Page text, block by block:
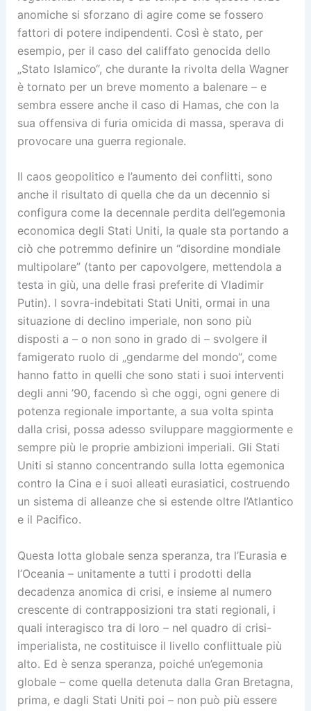
anomiche si sforzano di agire come se fossero
fattori di potere indipendenti. Così è stato, per
esempio, per il caso del califfato genocida dello
„Stato Islamico“, che durante la rivolta della Wagner
è tornato per un breve momento a balenare – e
sembra essere anche il caso di Hamas, che con la
sua offensiva di furia omicida di massa, sperava di
provocare una guerra regionale.
Il caos geopolitico e l’aumento dei conflitti, sono
anche il risultato di quella che da un decennio si
configura come la decennale perdita dell’egemonia
economica degli Stati Uniti, la quale sta portando a
ciò che potremmo definire un “disordine mondiale
multipolare” (tanto per capovolgere, mettendola a
testa in giù, una delle frasi preferite di Vladimir
Putin). I sovra-indebitati Stati Uniti, ormai in una
situazione di declino imperiale, non sono più
disposti a – o non sono in grado di – svolgere il
famigerato ruolo di „gendarme del mondo“, come
hanno fatto in quelli che sono stati i suoi interventi
degli anni ’90, facendo sì che oggi, ogni genere di
potenza regionale importante, a sua volta spinta
dalla crisi, possa adesso sviluppare maggiormente e
sempre più le proprie ambizioni imperiali. Gli Stati
Uniti si stanno concentrando sulla lotta egemonica
contro la Cina e i suoi alleati eurasiatici, costruendo
un sistema di alleanze che si estende oltre l’Atlantico
e il Pacifico.
Questa lotta globale senza speranza, tra l’Eurasia e
l’Oceania – unitamente a tutti i prodotti della
decadenza anomica di crisi, e insieme al numero
crescente di contrapposizioni tra stati regionali, i
quali interagisco tra di loro – nel quadro di crisi-
imperialista, ne costituisce il livello conflittuale più
alto. Ed è senza speranza, poiché un’egemonia
globale – come quella detenuta dalla Gran Bretagna,
prima, e dagli Stati Uniti poi – non può più essere